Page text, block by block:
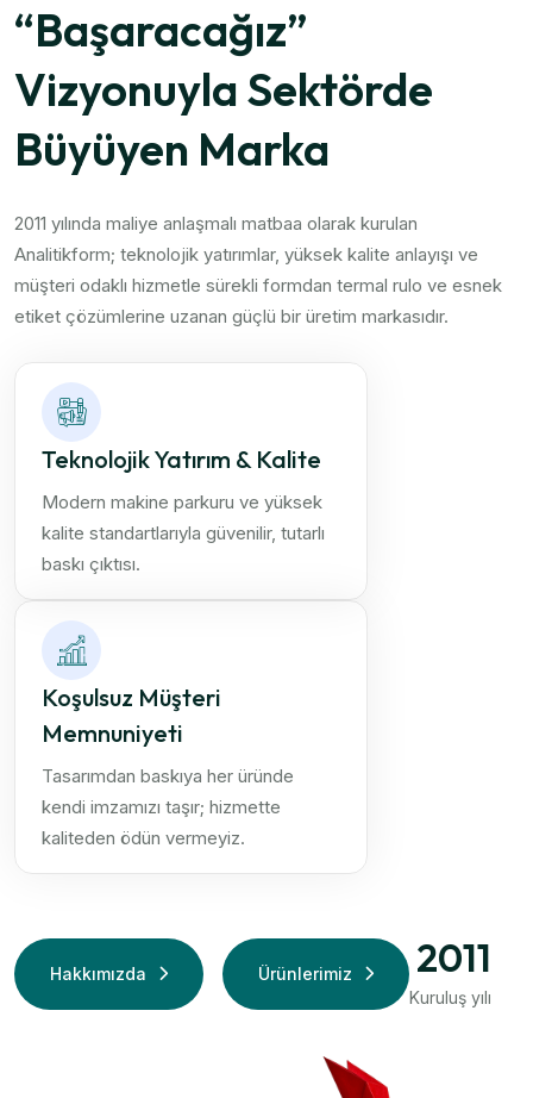
“Başaracağız”
Vizyonuyla Sektörde
Büyüyen Marka
2011 yılında maliye anlaşmalı matbaa olarak kurulan
Analitikform; teknolojik yatırımlar, yüksek kalite anlayışı ve
müşteri odaklı hizmetle sürekli formdan termal rulo ve esnek
etiket çözümlerine uzanan güçlü bir üretim markasıdır.
Teknolojik Yatırım & Kalite
Modern makine parkuru ve yüksek
kalite standartlarıyla güvenilir, tutarlı
baskı çıktısı.
Koşulsuz Müşteri
Memnuniyeti
Tasarımdan baskıya her üründe
kendi imzamızı taşır; hizmette
kaliteden ödün vermeyiz.
Hakkımızda Ürünlerimiz 2011
Kuruluş yılı